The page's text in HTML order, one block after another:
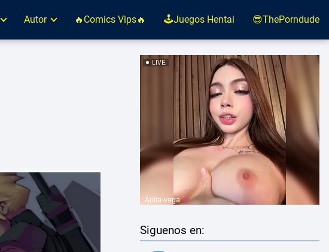
Autor 🔥Comics Vips🔥 🕹️Juegos Hentai 😎ThePorndude
Siguenos en: